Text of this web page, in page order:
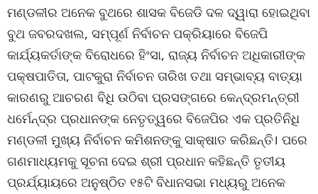
ମଣ୍ଡଳୀର ଅନେକ ବୁଥରେ ଶାସକ ବିଜେଡି ଦଳ ଦ୍ୱାରା ହୋଇଥିବା
ବୁଥ ଜବରଦଖଲ, ସମ୍ପୂର୍ଣ ନିର୍ବାଚନ ପକ୍ରିୟାରେ ବିଜେପି
କାର୍ଯ୍ୟକର୍ତାଙ୍କ ବିରୋଧରେ ହିଂସା, ରାଜ୍ୟ ନିର୍ବାଚନ ଅଧିକାରୀଙ୍କ
ପକ୍ଷପାତିତା, ପାଟକୁରା ନିର୍ବାଚନ ତାରିଖ ତଥା ସମ୍ଭାବ୍ୟ ବାତ୍ୟା
କାରଣରୁ ଆଚରଣ ବିଧି ଉଠିବା ପ୍ରସଙ୍ଗରେ କେନ୍ଦ୍ରମନ୍ତ୍ରୀ
ଧର୍ମେନ୍ଦ୍ର ପ୍ରଧାନଙ୍କ ନେତୃତ୍ୱରେ ବିଜେପିର ଏକ ପ୍ରତିନିଧି
ମଣ୍ଡଳୀ ମୁଖ୍ୟ ନିର୍ବାଚନ କମିଶନଙ୍କୁ ସାକ୍ଷାତ କରିଛନ୍ତି। ପରେ
ଗଣମାଧ୍ୟମକୁ ସୂଚନା ଦେଇ ଶ୍ରୀ ପ୍ରଧାନ କହିଛନ୍ତି ତୃତୀୟ
ପ୍ରର୍ଯ୍ୟାୟରେ ଅନୁଷ୍ଠିତ ୧୫ଟି ବିଧାନସଭା ମଧ୍ୟରୁ ଅନେକ